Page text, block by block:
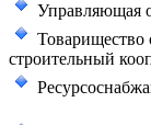
Управляющая
строительный